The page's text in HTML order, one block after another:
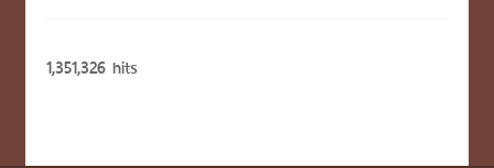
1,351,326 hits